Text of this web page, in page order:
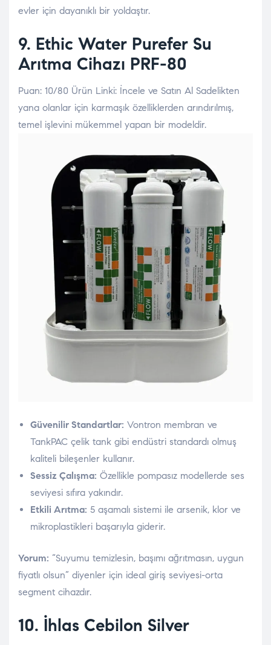
evler için dayanıklı bir yoldaştır.
9. Ethic Water Purefer Su
Arıtma Cihazı PRF-80
Puan: 10/80 Ürün Linki: İncele ve Satın Al Sadelikten
yana olanlar için karmaşık özelliklerden arındırılmış,
temel işlevini mükemmel yapan bir modeldir.
Güvenilir Standartlar: Vontron membran ve
TankPAC çelik tank gibi endüstri standardı olmuş
kaliteli bileşenler kullanır.
Sessiz Çalışma: Özellikle pompasız modellerde ses
seviyesi sıfıra yakındır.
Etkili Arıtma: 5 aşamalı sistemi ile arsenik, klor ve
mikroplastikleri başarıyla giderir.
Yorum: “Suyumu temizlesin, başımı ağrıtmasın, uygun
fiyatlı olsun” diyenler için ideal giriş seviyesi-orta
segment cihazdır.
10. İhlas Cebilon Silver